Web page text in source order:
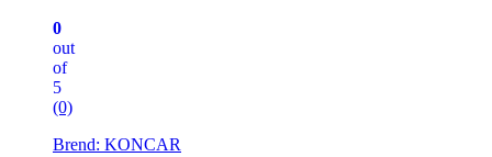
0
out
of
5
(0)
Brend: KONCAR